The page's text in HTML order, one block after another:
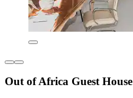
Out of Africa Guest House